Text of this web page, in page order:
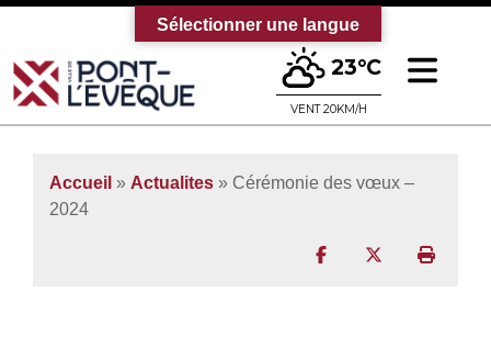
Bienvenue sur le site officiel de la
23°C
VENT 20KM/H
Accueil » Actualites » Cérémonie des vœux –
2024
Partager surPartager sur
Sélectionner une langue